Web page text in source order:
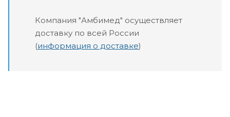
Компания "Амбимед" осуществляет
доставку по всей России
(информация о доставке)